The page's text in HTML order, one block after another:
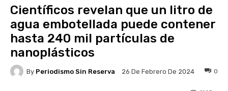
Científicos revelan que un litro de
agua embotellada puede contener
hasta 240 mil partículas de
nanoplásticos
By Periodismo Sin Reserva 26 De Febrero De 2024 0